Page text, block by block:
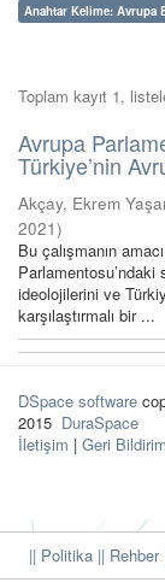
Anahtar Kelime: Avrupa
Toplam kayıt 1,
Avrupa
Türkiye’nin
Akçay, Ekrem
2021)
Bu çalışmanın
Parlamentosu’ndaki
ideolojilerini ve
karşılaştırmalı bir ...
DSpace software
2015 DuraSpace
İletişim | Geri Bildirim
|| Politika || Rehber